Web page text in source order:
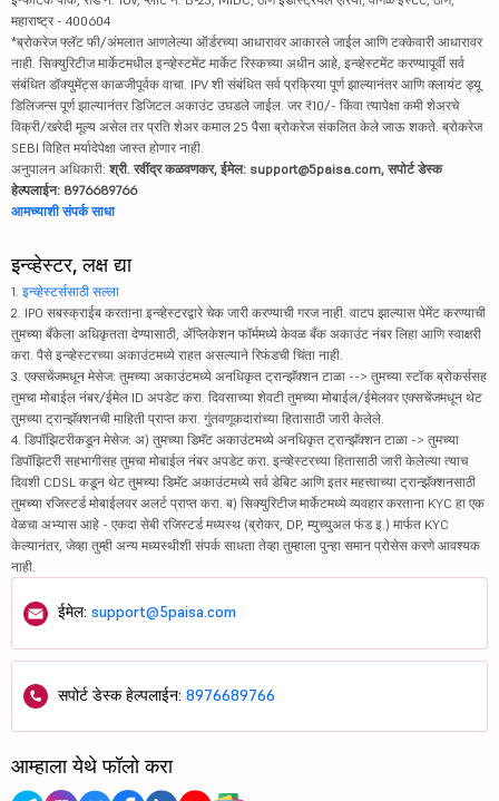
महाराष्ट्र - 400604
*ब्रोकरेज फ्लॅट फी/अंमलात आणलेल्या ऑर्डरच्या आधारावर आकारले जाईल आणि टक्केवारी आधारावर
नाही. सिक्युरिटीज मार्केटमधील इन्व्हेस्टमेंट मार्केट रिस्कच्या अधीन आहे, इन्व्हेस्टमेंट करण्यापूर्वी सर्व
संबंधित डॉक्युमेंट्स काळजीपूर्वक वाचा. IPV शी संबंधित सर्व प्रक्रिया पूर्ण झाल्यानंतर आणि क्लायंट ड्यू
डिलिजन्स पूर्ण झाल्यानंतर डिजिटल अकाउंट उघडले जाईल. जर ₹10/- किंवा त्यापेक्षा कमी शेअरचे
विक्री/खरेदी मूल्य असेल तर प्रति शेअर कमाल 25 पैसा ब्रोकरेज संकलित केले जाऊ शकते. ब्रोकरेज
SEBI विहित मर्यादेपेक्षा जास्त होणार नाही.
अनुपालन अधिकारी: श्री. रवींद्र कळवणकर, ईमेल: support@5paisa.com, सपोर्ट डेस्क
हेल्पलाईन: 8976689766
आमच्याशी संपर्क साधा
इन्व्हेस्टर, लक्ष द्या
1. इन्व्हेस्टर्ससाठी सल्ला
2. IPO सबस्क्राईब करताना इन्व्हेस्टरद्वारे चेक जारी करण्याची गरज नाही. वाटप झाल्यास पेमेंट करण्याची
तुमच्या बँकेला अधिकृतता देण्यासाठी, ॲप्लिकेशन फॉर्ममध्ये केवळ बँक अकाउंट नंबर लिहा आणि स्वाक्षरी
करा. पैसे इन्व्हेस्टरच्या अकाउंटमध्ये राहत असल्याने रिफंडची चिंता नाही.
3. एक्सचेंजमधून मेसेज: तुमच्या अकाउंटमध्ये अनधिकृत ट्रान्झॅक्शन टाळा --> तुमच्या स्टॉक ब्रोकर्ससह
तुमचा मोबाईल नंबर/ईमेल ID अपडेट करा. दिवसाच्या शेवटी तुमच्या मोबाईल/ईमेलवर एक्सचेंजमधून थेट
तुमच्या ट्रान्झॅक्शनची माहिती प्राप्त करा. गुंतवणूकदारांच्या हितासाठी जारी केलेले.
4. डिपॉझिटरीकडून मेसेज: अ) तुमच्या डिमॅट अकाउंटमध्ये अनधिकृत ट्रान्झॅक्शन टाळा -> तुमच्या
डिपॉझिटरी सहभागीसह तुमचा मोबाईल नंबर अपडेट करा. इन्व्हेस्टरच्या हितासाठी जारी केलेल्या त्याच
दिवशी CDSL कडून थेट तुमच्या डिमॅट अकाउंटमध्ये सर्व डेबिट आणि इतर महत्त्वाच्या ट्रान्झॅक्शनसाठी
तुमच्या रजिस्टर्ड मोबाईलवर अलर्ट प्राप्त करा. ब) सिक्युरिटीज मार्केटमध्ये व्यवहार करताना KYC हा एक
वेळचा अभ्यास आहे - एकदा सेबी रजिस्टर्ड मध्यस्थ (ब्रोकर, DP, म्युच्युअल फंड इ.) मार्फत KYC
केल्यानंतर, जेव्हा तुम्ही अन्य मध्यस्थीशी संपर्क साधता तेव्हा तुम्हाला पुन्हा समान प्रोसेस करणे आवश्यक
नाही.
ईमेल: support@5paisa.com
सपोर्ट डेस्क हेल्पलाईन: 8976689766
आम्हाला येथे फॉलो करा